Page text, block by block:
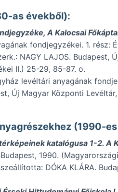
as évekből):
A Kalocsai
fondjegyzékei. 1. rész:
NAGY LAJOS. Budapest,
II.) 25-29, 85-87. o.
levéltári anyagának
Új Magyar Központi
(1990-
katalógusa 1-2. A
1990.
DÓKA KLÁRA.